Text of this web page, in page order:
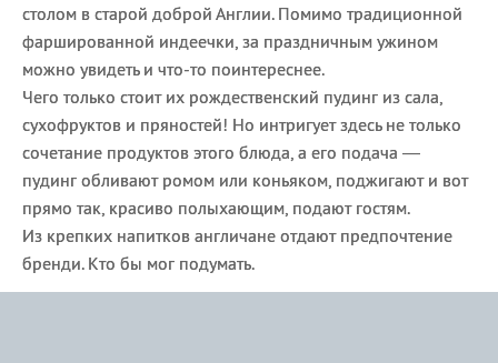
столом в старой доброй Англии. Помимо традиционной
фаршированной индеечки, за праздничным ужином
можно увидеть и что-то поинтереснее.
Чего только стоит их рождественский пудинг из сала,
сухофруктов и пряностей! Но интригует здесь не только
сочетание продуктов этого блюда, а его подача —
пудинг обливают ромом или коньяком, поджигают и вот
прямо так, красиво полыхающим, подают гостям.
Из крепких напитков англичане отдают предпочтение
бренди. Кто бы мог подумать.